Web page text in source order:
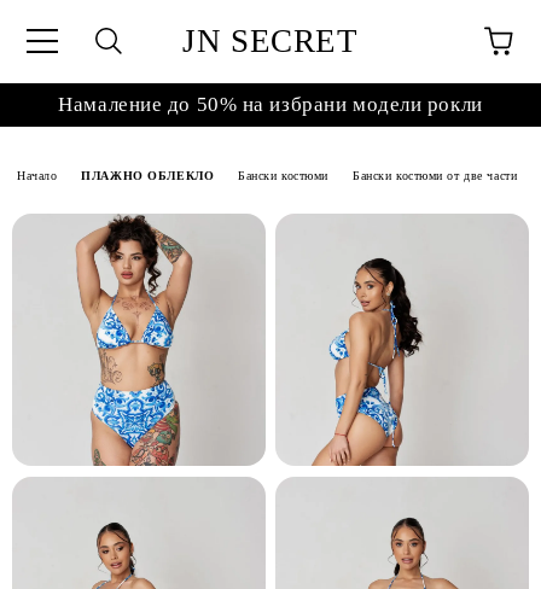
JN SECRET
Намаление до 50% на избрани модели рокли
Начало ПЛАЖНО ОБЛЕКЛО Бански костюми Бански костюми от две части